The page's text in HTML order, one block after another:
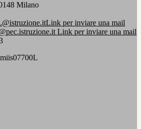
Milano
Link per inviare una mail
Link per inviare una mail